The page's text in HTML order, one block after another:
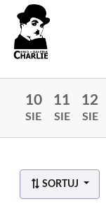
10
SIE
11
SIE
12
SIE
SORTUJ